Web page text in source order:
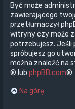
Być może
zawierającego
przetłumaczył
witryny czy może
potrzebujesz. Jeśli
spróbujesz go
można znaleźć na
® lub phpBB.com®
Na górę